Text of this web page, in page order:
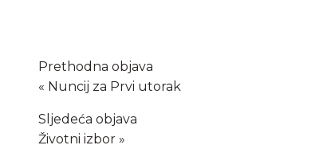
Prethodna objava
Nuncij za Prvi utorak
Sljedeća objava
Životni izbor